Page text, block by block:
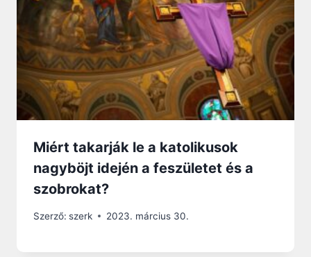
Miért takarják le a katolikusok
nagyböjt idején a feszületet és a
szobrokat?
Szerző: szerk 2023. március 30.